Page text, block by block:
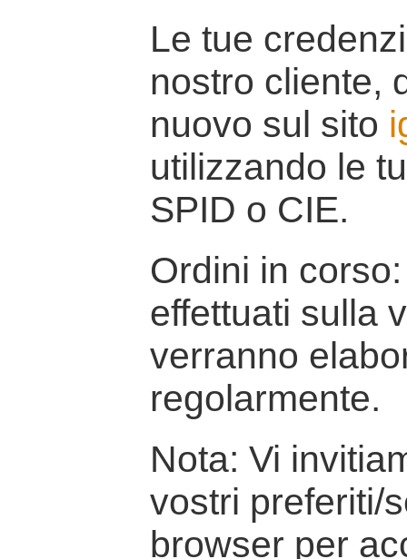
Le tue
nostro cliente,
nuovo sul sito
utilizzando le
SPID o CIE.
Ordini in
effettuati sulla
verranno
regolarmente.
Nota: Vi
vostri preferiti/
browser per